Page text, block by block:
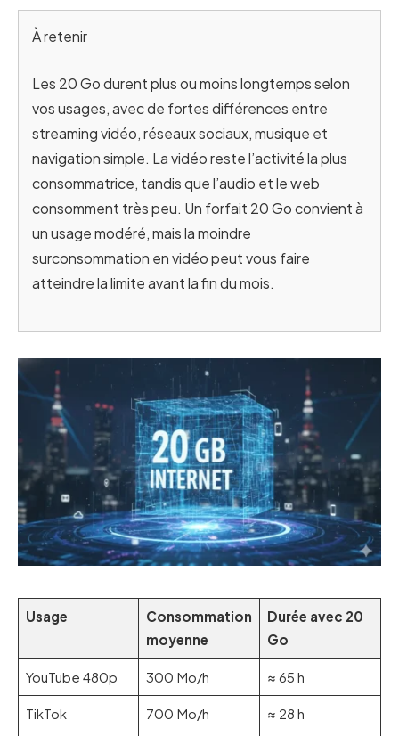
À retenir
Les 20 Go durent plus ou moins longtemps selon
vos usages, avec de fortes différences entre
streaming vidéo, réseaux sociaux, musique et
navigation simple. La vidéo reste l’activité la plus
consommatrice, tandis que l’audio et le web
consomment très peu. Un forfait 20 Go convient à
un usage modéré, mais la moindre
surconsommation en vidéo peut vous faire
atteindre la limite avant la fin du mois.
Usage
Consommation
moyenne
Durée avec 20
Go
YouTube 480p 300 Mo/h ≈ 65 h
TikTok 700 Mo/h ≈ 28 h